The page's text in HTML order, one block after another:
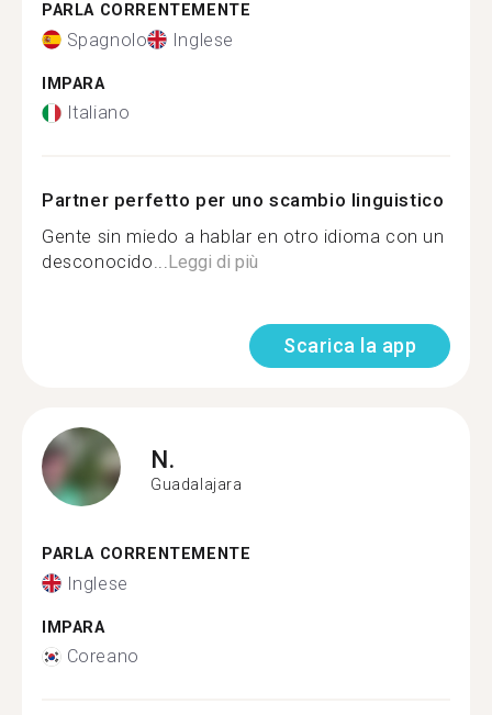
PARLA CORRENTEMENTE
Spagnolo Inglese
IMPARA
Italiano
Partner perfetto per uno scambio linguistico
Gente sin miedo a hablar en otro idioma con un
desconocido...Leggi di più
Scarica la app
N.
Guadalajara
PARLA CORRENTEMENTE
Inglese
IMPARA
Coreano